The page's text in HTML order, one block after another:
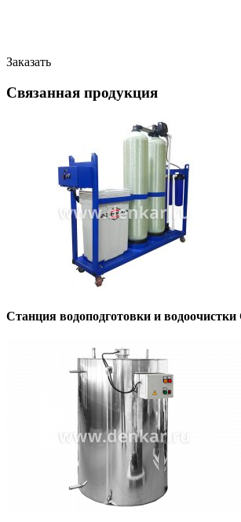
Заказать
Связанная продукция
Станция водоподготовки и